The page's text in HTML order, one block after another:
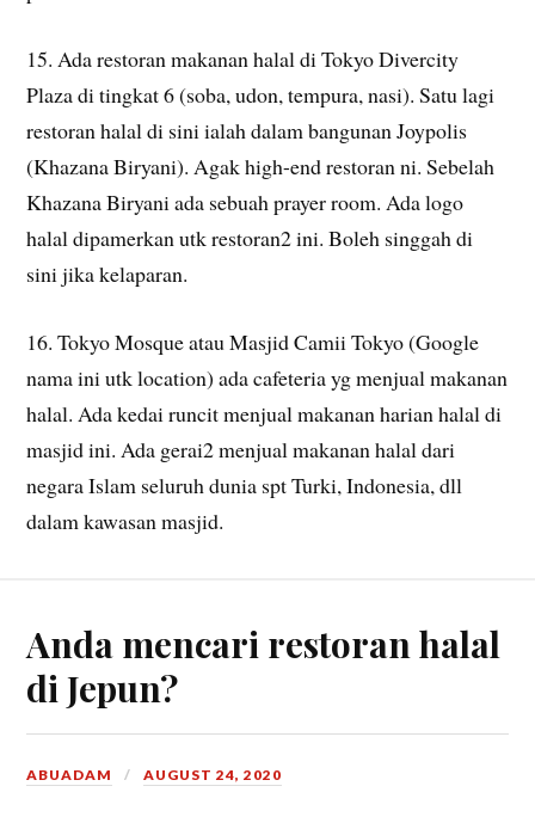
15. Ada restoran makanan halal di Tokyo Divercity
Plaza di tingkat 6 (soba, udon, tempura, nasi). Satu lagi
restoran halal di sini ialah dalam bangunan Joypolis
(Khazana Biryani). Agak high-end restoran ni. Sebelah
Khazana Biryani ada sebuah prayer room. Ada logo
halal dipamerkan utk restoran2 ini. Boleh singgah di
sini jika kelaparan.
16. Tokyo Mosque atau Masjid Camii Tokyo (Google
nama ini utk location) ada cafeteria yg menjual makanan
halal. Ada kedai runcit menjual makanan harian halal di
masjid ini. Ada gerai2 menjual makanan halal dari
negara Islam seluruh dunia spt Turki, Indonesia, dll
dalam kawasan masjid.
Anda mencari restoran halal
di Jepun?
ABUADAM AUGUST 24, 2020